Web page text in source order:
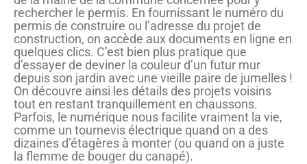
rechercher le permis. En fournissant le numéro du
permis de construire ou l’adresse du projet de
construction, on accède aux documents en ligne en
quelques clics. C’est bien plus pratique que
d’essayer de deviner la couleur d’un futur mur
depuis son jardin avec une vieille paire de jumelles !
On découvre ainsi les détails des projets voisins
tout en restant tranquillement en chaussons.
Parfois, le numérique nous facilite vraiment la vie,
comme un tournevis électrique quand on a des
dizaines d’étagères à monter (ou quand on a juste
la flemme de bouger du canapé).